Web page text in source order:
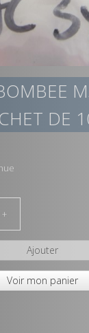
DE
+
Ajouter
Voir mon panier